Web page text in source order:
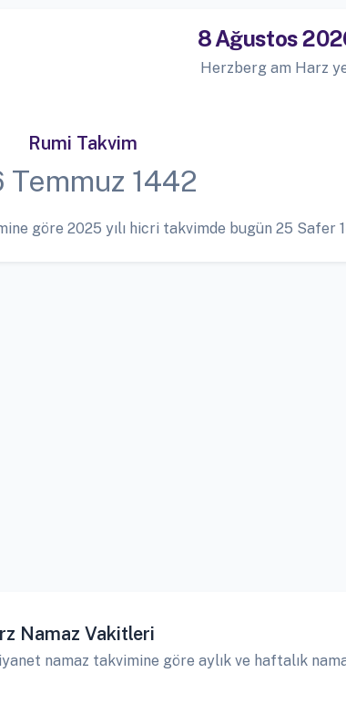
8 Ağustos
Herzberg am Harz
Rumi Takvim
Temmuz 1442
göre 2025 yılı hicri takvimde bugün 25 Safer
Namaz Vakitleri
namaz takvimine göre aylık ve haftalık